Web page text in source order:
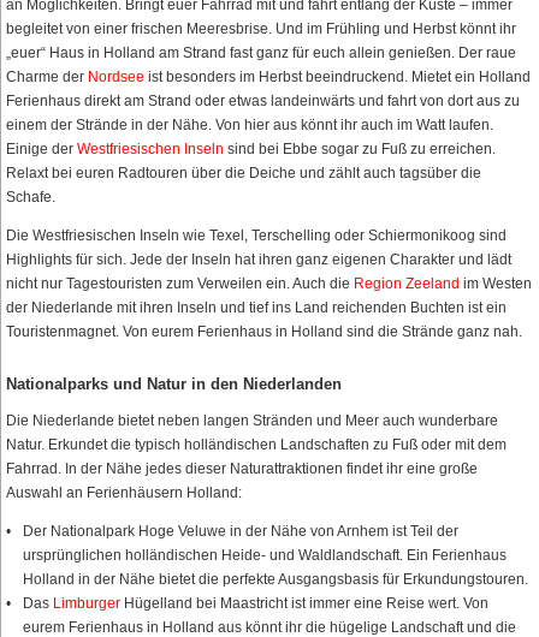
an Möglichkeiten. Bringt euer Fahrrad mit und fahrt entlang der Küste – immer
begleitet von einer frischen Meeresbrise. Und im Frühling und Herbst könnt ihr
„euer“ Haus in Holland am Strand fast ganz für euch allein genießen. Der raue
Charme der Nordsee ist besonders im Herbst beeindruckend. Mietet ein Holland
Ferienhaus direkt am Strand oder etwas landeinwärts und fahrt von dort aus zu
einem der Strände in der Nähe. Von hier aus könnt ihr auch im Watt laufen.
Einige der Westfriesischen Inseln sind bei Ebbe sogar zu Fuß zu erreichen.
Relaxt bei euren Radtouren über die Deiche und zählt auch tagsüber die
Schafe.
Die Westfriesischen Inseln wie Texel, Terschelling oder Schiermonikoog sind
Highlights für sich. Jede der Inseln hat ihren ganz eigenen Charakter und lädt
nicht nur Tagestouristen zum Verweilen ein. Auch die Region Zeeland im Westen
der Niederlande mit ihren Inseln und tief ins Land reichenden Buchten ist ein
Touristenmagnet. Von eurem Ferienhaus in Holland sind die Strände ganz nah.
Nationalparks und Natur in den Niederlanden
Die Niederlande bietet neben langen Stränden und Meer auch wunderbare
Natur. Erkundet die typisch holländischen Landschaften zu Fuß oder mit dem
Fahrrad. In der Nähe jedes dieser Naturattraktionen findet ihr eine große
Auswahl an Ferienhäusern Holland:
Der Nationalpark Hoge Veluwe in der Nähe von Arnhem ist Teil der
ursprünglichen holländischen Heide- und Waldlandschaft. Ein Ferienhaus
Holland in der Nähe bietet die perfekte Ausgangsbasis für Erkundungstouren.
Das Limburger Hügelland bei Maastricht ist immer eine Reise wert. Von
eurem Ferienhaus in Holland aus könnt ihr die hügelige Landschaft und die